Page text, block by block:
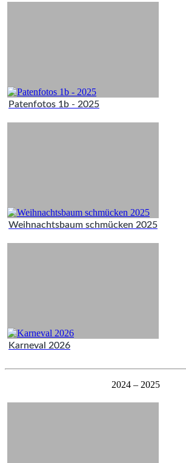
Patenfotos 1b - 2025
Weihnachtsbaum schmücken 2025
Karneval 2026
2024 – 2025